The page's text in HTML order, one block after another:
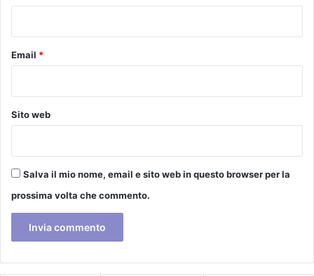
p
'
i
a
Email *
Sito web
Salva il mio nome, email e sito web in questo browser per la
prossima volta che commento.